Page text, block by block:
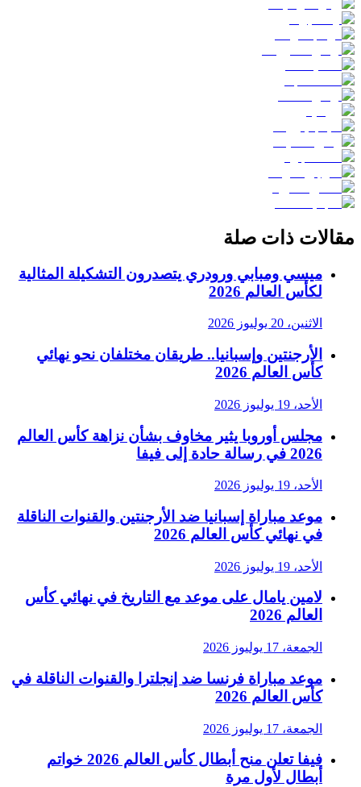
مقالات ذات صلة
ميسي ومبابي ورودري يتصدرون التشكيلة المثالية
لكأس العالم 2026
الاثنين، 20 يوليوز 2026
الأرجنتين وإسبانيا.. طريقان مختلفان نحو نهائي
كأس العالم 2026
الأحد، 19 يوليوز 2026
مجلس أوروبا يثير مخاوف بشأن نزاهة كأس العالم
2026 في رسالة حادة إلى فيفا
الأحد، 19 يوليوز 2026
موعد مباراة إسبانيا ضد الأرجنتين والقنوات الناقلة
في نهائي كأس العالم 2026
الأحد، 19 يوليوز 2026
لامين يامال على موعد مع التاريخ في نهائي كأس
العالم 2026
الجمعة، 17 يوليوز 2026
موعد مباراة فرنسا ضد إنجلترا والقنوات الناقلة في
كأس العالم 2026
الجمعة، 17 يوليوز 2026
فيفا تعلن منح أبطال كأس العالم 2026 خواتم
أبطال لأول مرة